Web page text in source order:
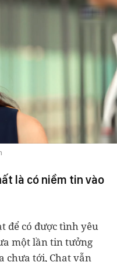
là có niềm tin vào
để có được tình yêu
một lần tin tưởng
chưa tới, Chat vẫn